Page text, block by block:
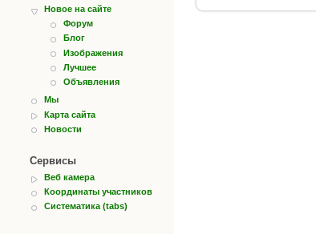
Новое на сайте
Форум
Блог
Изображения
Лучшее
Объявления
Мы
Карта сайта
Новости
Сервисы
Веб камера
Координаты участников
Систематика (tabs)